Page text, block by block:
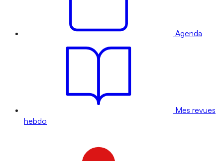
Agenda
Mes revues
hebdo